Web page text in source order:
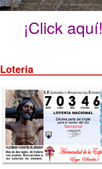
¡Click aquí!
Loteria